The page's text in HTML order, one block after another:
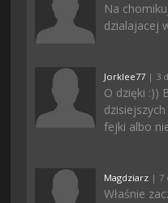
Na
dzialajacej
Jorklee77 | 3
O dzięki :))
fejki albo
Magdziarz | 7
Właśnie